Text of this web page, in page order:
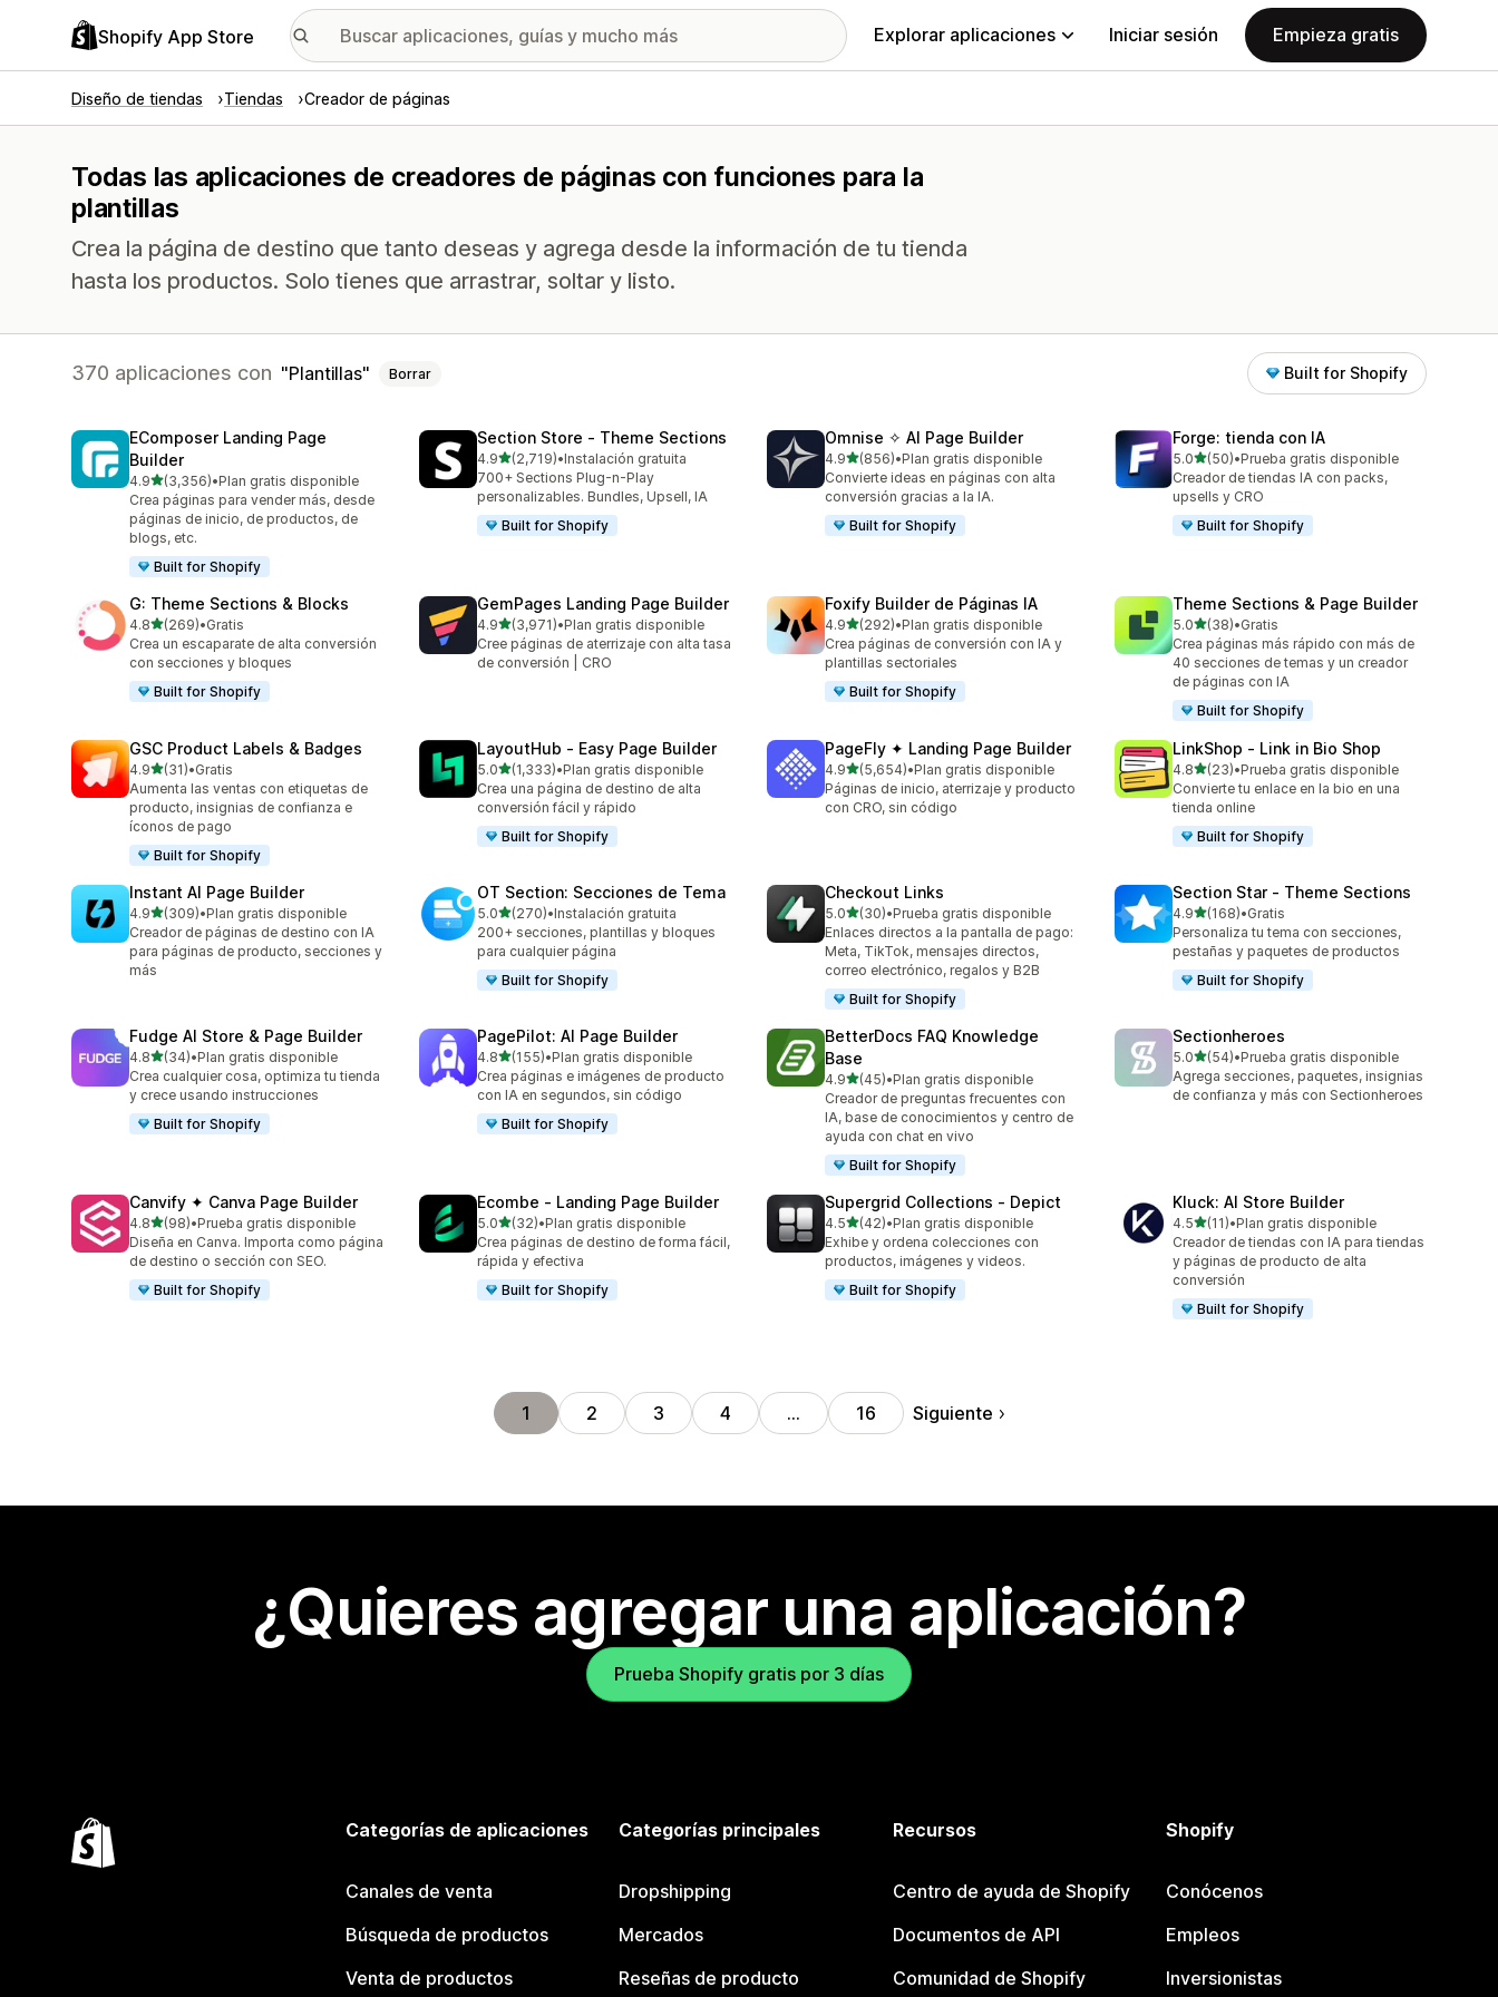
Shopify App Store Explorar aplicaciones Iniciar sesión Empieza gratis
Diseño de tiendas Tiendas Creador de páginas
Todas las aplicaciones de creadores de páginas con funciones para la
plantillas
Crea la página de destino que tanto deseas y agrega desde la información de tu tienda
hasta los productos. Solo tienes que arrastrar, soltar y listo.
370 aplicaciones con Plantillas Borrar Built for Shopify
EComposer Landing Page
Builder
4.9de 5 estrellas
(3,356)
3356 reseñas en total
•Plan gratis disponible
Crea páginas para vender más, desde
páginas de inicio, de productos, de
blogs, etc.
Built for Shopify
Section Store ‑ Theme Sections
4.9de 5 estrellas
(2,719)
2719 reseñas en total
•Instalación gratuita
700+ Sections Plug-n-Play
personalizables. Bundles, Upsell, IA
Built for Shopify
Omnise ✧ AI Page Builder
4.9de 5 estrellas
(856)
856 reseñas en total
•Plan gratis disponible
Convierte ideas en páginas con alta
conversión gracias a la IA.
Built for Shopify
Forge: tienda con IA
5.0de 5 estrellas
(50)
50 reseñas en total
•Prueba gratis disponible
Creador de tiendas IA con packs,
upsells y CRO
Built for Shopify
G: Theme Sections & Blocks
4.8de 5 estrellas
(269)
269 reseñas en total
•Gratis
Crea un escaparate de alta conversión
con secciones y bloques
Built for Shopify
GemPages Landing Page Builder
4.9de 5 estrellas
(3,971)
3971 reseñas en total
•Plan gratis disponible
Cree páginas de aterrizaje con alta tasa
de conversión | CRO
Foxify Builder de Páginas IA
4.9de 5 estrellas
(292)
292 reseñas en total
•Plan gratis disponible
Crea páginas de conversión con IA y
plantillas sectoriales
Built for Shopify
Theme Sections & Page Builder
5.0de 5 estrellas
(38)
38 reseñas en total
•Gratis
Crea páginas más rápido con más de
40 secciones de temas y un creador
de páginas con IA
Built for Shopify
GSC Product Labels & Badges
4.9de 5 estrellas
(31)
31 reseñas en total
•Gratis
Aumenta las ventas con etiquetas de
producto, insignias de confianza e
íconos de pago
Built for Shopify
LayoutHub ‑ Easy Page Builder
5.0de 5 estrellas
(1,333)
1333 reseñas en total
•Plan gratis disponible
Crea una página de destino de alta
conversión fácil y rápido
Built for Shopify
PageFly ✦ Landing Page Builder
4.9de 5 estrellas
(5,654)
5654 reseñas en total
•Plan gratis disponible
Páginas de inicio, aterrizaje y producto
con CRO, sin código
LinkShop ‑ Link in Bio Shop
4.8de 5 estrellas
(23)
23 reseñas en total
•Prueba gratis disponible
Convierte tu enlace en la bio en una
tienda online
Built for Shopify
Instant AI Page Builder
4.9de 5 estrellas
(309)
309 reseñas en total
•Plan gratis disponible
Creador de páginas de destino con IA
para páginas de producto, secciones y
más
OT Section: Secciones de Tema
5.0de 5 estrellas
(270)
270 reseñas en total
•Instalación gratuita
200+ secciones, plantillas y bloques
para cualquier página
Built for Shopify
Checkout Links
5.0de 5 estrellas
(30)
30 reseñas en total
•Prueba gratis disponible
Enlaces directos a la pantalla de pago:
Meta, TikTok, mensajes directos,
correo electrónico, regalos y B2B
Built for Shopify
Section Star ‑ Theme Sections
4.9de 5 estrellas
(168)
168 reseñas en total
•Gratis
Personaliza tu tema con secciones,
pestañas y paquetes de productos
Built for Shopify
Fudge AI Store & Page Builder
4.8de 5 estrellas
(34)
34 reseñas en total
•Plan gratis disponible
Crea cualquier cosa, optimiza tu tienda
y crece usando instrucciones
Built for Shopify
PagePilot: AI Page Builder
4.8de 5 estrellas
(155)
155 reseñas en total
•Plan gratis disponible
Crea páginas e imágenes de producto
con IA en segundos, sin código
Built for Shopify
BetterDocs FAQ Knowledge
Base
4.9de 5 estrellas
(45)
45 reseñas en total
•Plan gratis disponible
Creador de preguntas frecuentes con
IA, base de conocimientos y centro de
ayuda con chat en vivo
Built for Shopify
Sectionheroes
5.0de 5 estrellas
(54)
54 reseñas en total
•Prueba gratis disponible
Agrega secciones, paquetes, insignias
de confianza y más con Sectionheroes
Canvify ✦ Canva Page Builder
4.8de 5 estrellas
(98)
98 reseñas en total
•Prueba gratis disponible
Diseña en Canva. Importa como página
de destino o sección con SEO.
Built for Shopify
Ecombe ‑ Landing Page Builder
5.0de 5 estrellas
(32)
32 reseñas en total
•Plan gratis disponible
Crea páginas de destino de forma fácil,
rápida y efectiva
Built for Shopify
Supergrid Collections ‑ Depict
4.5de 5 estrellas
(42)
42 reseñas en total
•Plan gratis disponible
Exhibe y ordena colecciones con
productos, imágenes y videos.
Built for Shopify
Kluck: AI Store Builder
4.5de 5 estrellas
(11)
11 reseñas en total
•Plan gratis disponible
Creador de tiendas con IA para tiendas
y páginas de producto de alta
conversión
Built for Shopify
1 2 3 4 … 16 Siguiente
¿Quieres agregar una aplicación?
Prueba Shopify gratis por 3 días
Categorías de aplicaciones
Canales de venta
Búsqueda de productos
Venta de productos
Categorías principales
Dropshipping
Mercados
Reseñas de producto
Recursos
Centro de ayuda de Shopify
Documentos de API
Comunidad de Shopify
Shopify
Conócenos
Empleos
Inversionistas